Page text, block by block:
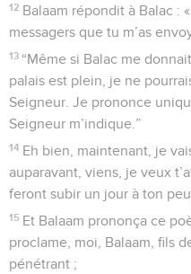
12 Balaam répondit à Balac :
messagers que tu m’as
13 “Même si Balac me
palais est plein, je ne
Seigneur. Je prononce
Seigneur m’indique.”
14 Eh bien, maintenant, je
auparavant, viens, je veux
feront subir un jour à ton
15 Et Balaam prononça ce
proclame, moi, Balaam, fils
pénétrant ;